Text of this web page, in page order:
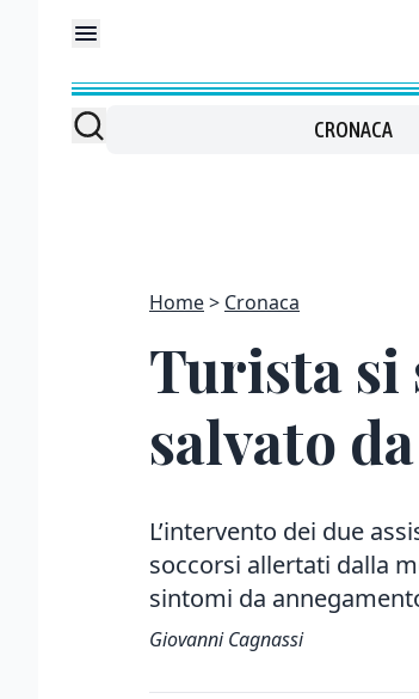
CRONACA
Home Cronaca
Turista si
salvato
L’intervento dei due
soccorsi allertati dalla
sintomi da
Giovanni Cagnassi